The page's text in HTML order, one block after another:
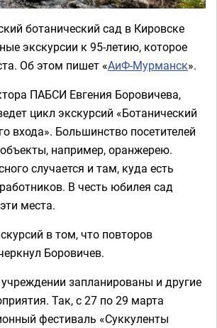
ботанический сад в Кировске
экскурсии к 95-летию, которое
Об этом пишет «АиФ-Мурманск».
ПАБСИ Евгения Боровичева,
цикл экскурсий «Ботанический
входа». Большинство посетителей
например, оранжерею.
случается и там, куда есть
В честь юбилея сад
места.
в том, что повторов
Боровичев.
запланированы и другие
Так, с 27 по 29 марта
фестиваль «Суккуленты